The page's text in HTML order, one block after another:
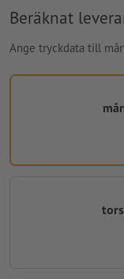
Beräknat
Ange tryckdata till